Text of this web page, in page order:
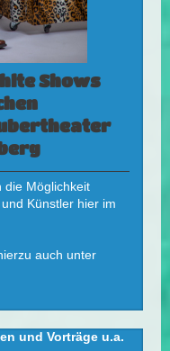
Shows
die Möglichkeit
Künstler hier im
auch unter
und Vorträge u.a.